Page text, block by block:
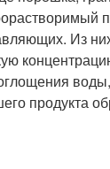
Из
продукта